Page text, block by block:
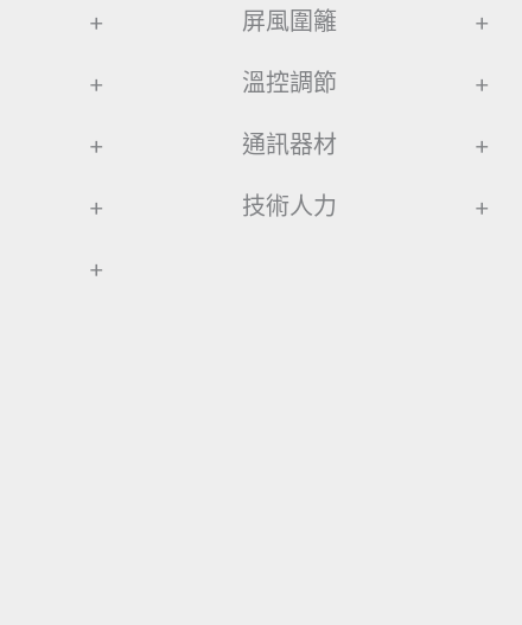
+
+
+
+
+
屏風圍籬 +
溫控調節 +
通訊器材 +
技術人力 +